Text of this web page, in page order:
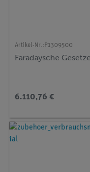
Artikel-Nr.: P1309500
Faradaysche Gesetze
6.110,76 €